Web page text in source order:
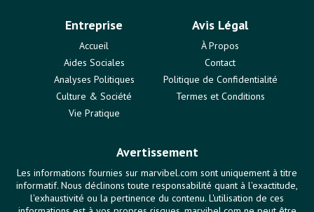
Entreprise
Accueil
Aides Sociales
Analyses Politiques
Culture & Société
Vie Pratique
Avis Légal
À Propos
Contact
Politique de Confidentialité
Termes et Conditions
Avertissement
Les informations fournies sur marvibel.com sont uniquement à titre
informatif. Nous déclinons toute responsabilité quant à l'exactitude,
l'exhaustivité ou la pertinence du contenu. L'utilisation de ces